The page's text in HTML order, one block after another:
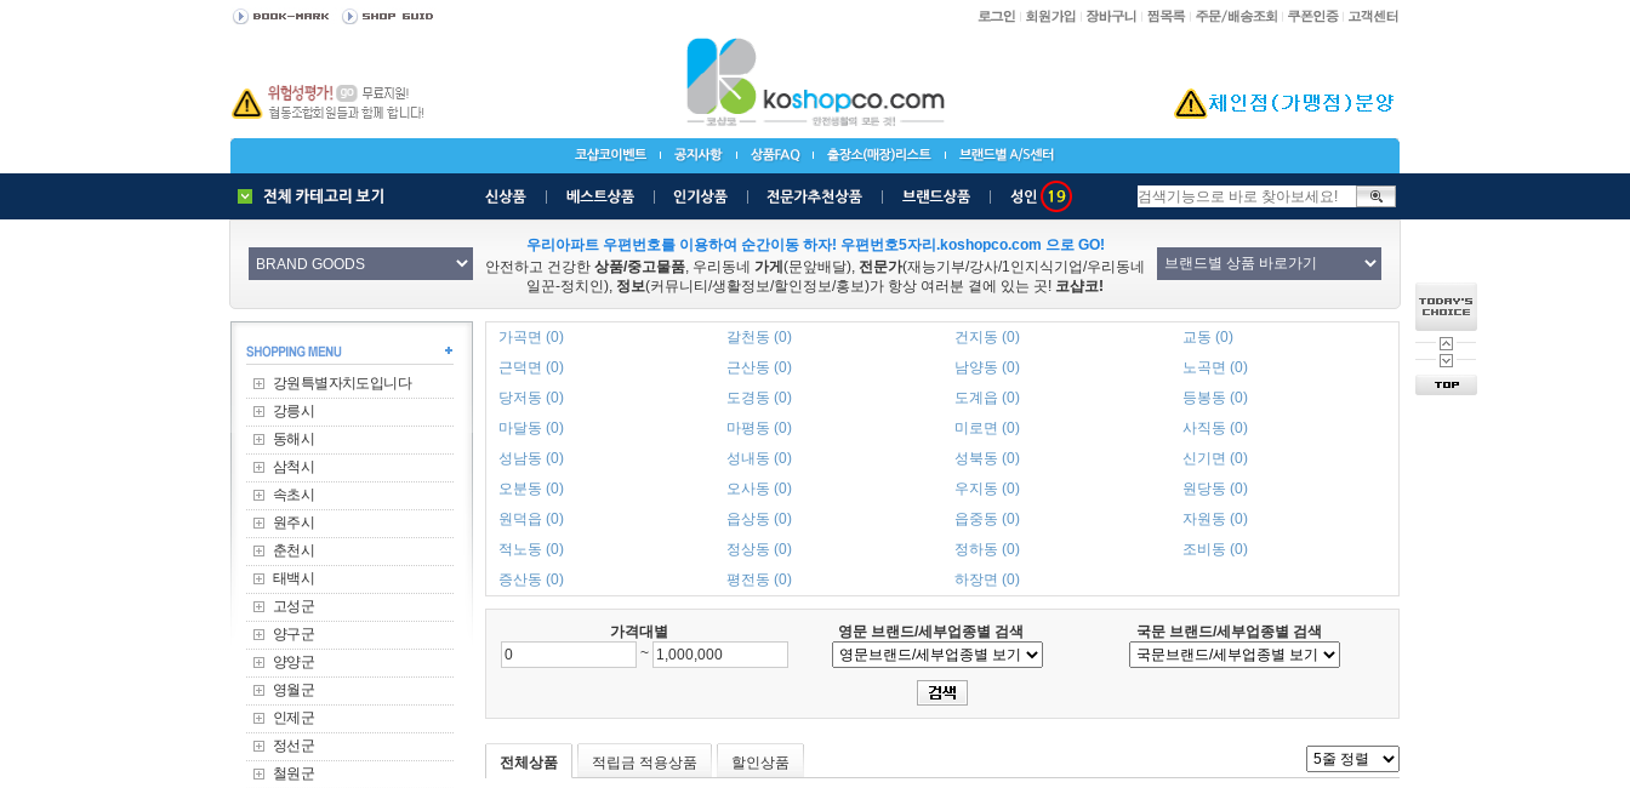
우리아파트 우편번호를 이용하여 순간이동 하자! 우편번호5자리.koshopco.com 으로 GO!
안전하고 건강한 상품/중고물품, 우리동네 가게 (문앞배달), 전문가(재능기부/강사/1인지식기업/우리동네
일꾼-정치인), 정보(커뮤니티/생활정보/할인정보/홍보)가 항상 여러분 곁에 있는 곳! 코샵코!
강원특별자치도입니다
강릉시
동해시
삼척시
속초시
원주시
춘천시
태백시
고성군
양구군
양양군
영월군
인제군
정선군
철원군
가곡면 (0) 갈천동 (0) 건지동 (0)
교동 (0)
근덕면 (0)
근산동 (0) 남양동 (0)
노곡면 (0)
당저동 (0)
도경동 (0) 도계읍 (0)
등봉동 (0)
마달동 (0)
마평동 (0) 미로면 (0)
사직동 (0)
성남동 (0)
성내동 (0) 성북동 (0)
신기면 (0)
오분동 (0)
오사동 (0) 우지동 (0)
원당동 (0)
원덕읍 (0)
읍상동 (0) 읍중동 (0)
자원동 (0)
적노동 (0)
정상동 (0) 정하동 (0)
조비동 (0)
증산동 (0)
평전동 (0) 하장면 (0)
가격대별 영문 브랜드/세부업종별 검색
국문 브랜드/세부업종별 검색
~
전체상품 적립금 적용상품 할인상품